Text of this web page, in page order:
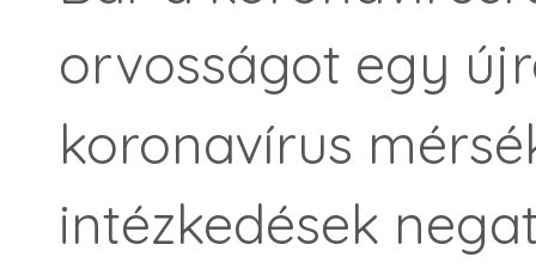
orvosságot egy
koronavírus
intézkedések